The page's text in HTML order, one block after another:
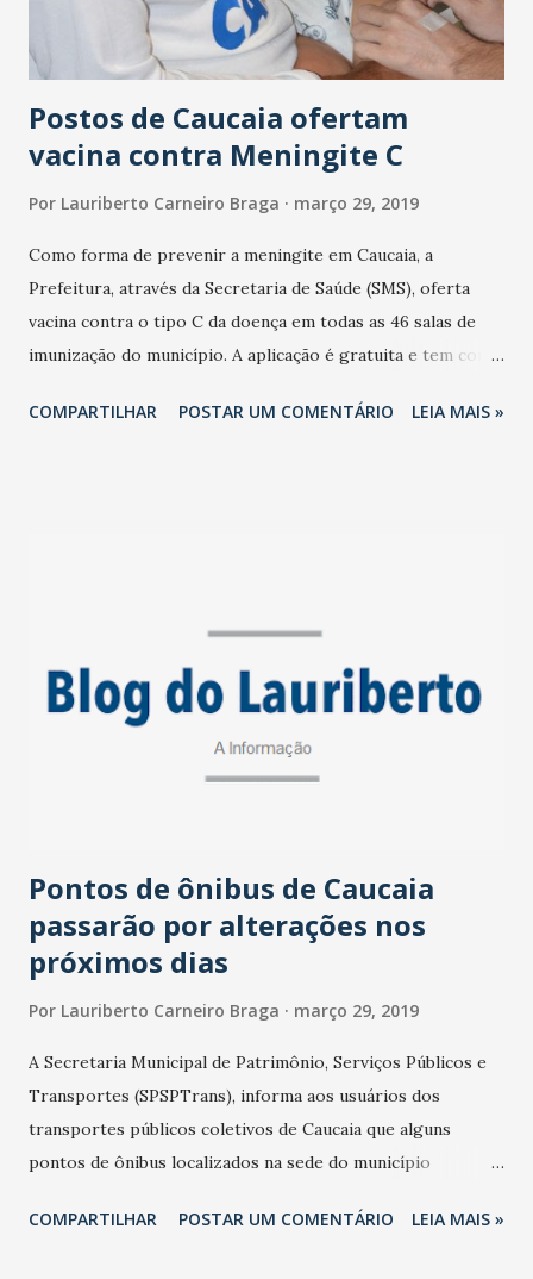
ações na área da saúde, espaço de beleza, atividades
recreativas para crianças e distribuição de 160 mudas de
pla...
Postos de Caucaia ofertam
vacina contra Meningite C
Por Lauriberto Carneiro Braga março 29, 2019
Como forma de prevenir a meningite em Caucaia, a
Prefeitura, através da Secretaria de Saúde (SMS), oferta
vacina contra o tipo C da doença em todas as 46 salas de
imunização do município. A aplicação é gratuita e tem como
crianças com idade entre três meses e cinco anos
meningite. Em 2010, a vacina Meningocócica C foi
incorporada ao Programa Nacional de Imunização. “Ela
protege contra o sorogrupo C que hoje é o responsável
pela maioria dos casos da doença meningocócica.
COMPARTILHAR POSTAR UM COMENTÁRIO LEIA MAIS »
Pontos de ônibus de Caucaia
passarão por alterações nos
próximos dias
Por Lauriberto Carneiro Braga março 29, 2019
A Secretaria Municipal de Patrimônio, Serviços Públicos e
Transportes (SPSPTrans), informa aos usuários dos
transportes públicos coletivos de Caucaia que alguns
pontos de ônibus localizados na sede do município
dias. As linhas de ônibus que fazem a parada para embarque
COMPARTILHAR POSTAR UM COMENTÁRIO LEIA MAIS »